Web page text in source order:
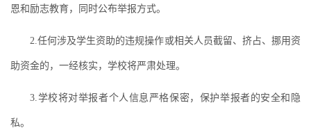
恩和励志教育，同时公布举报方式。
2.任何涉及学生资助的违规操作或相关人员截留、挤占、挪用资
助资金的，一经核实，学校将严肃处理。
3.学校将对举报者个人信息严格保密，保护举报者的安全和隐
私。